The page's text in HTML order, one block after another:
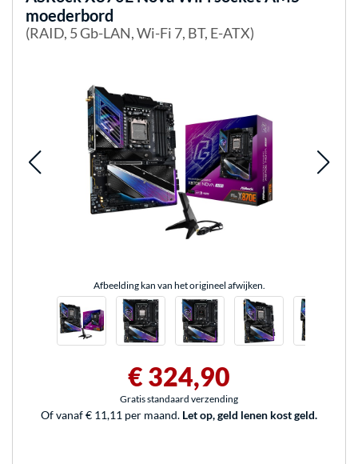
moederbord
(RAID, 5 Gb-LAN, Wi-Fi 7, BT, E-ATX)
Afbeelding kan van het origineel afwijken.
€ 324,90
Gratis standaard verzending
Of vanaf € 11,11 per maand. Let op, geld lenen kost geld.